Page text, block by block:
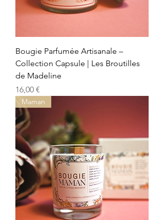
Bougie Parfumée Artisanale –
Collection Capsule | Les Broutilles
de Madeline
Precio
16,00 €
Maman